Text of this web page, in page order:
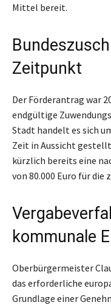
Mittel bereit.
Zeitpunkt
Der Förderantrag war
endgültige
Stadt handelt es sich
Zeit in Aussicht
kürzlich bereits eine
von 80.000 Euro für
kommunale
Oberbürgermeister
das erforderliche
Grundlage einer